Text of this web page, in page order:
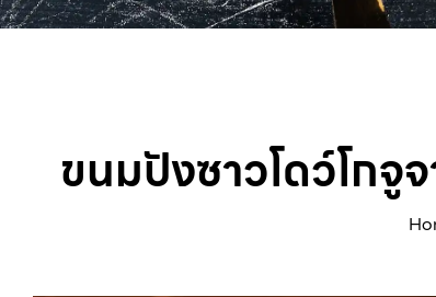
ขนมปังซาวโดว์โก